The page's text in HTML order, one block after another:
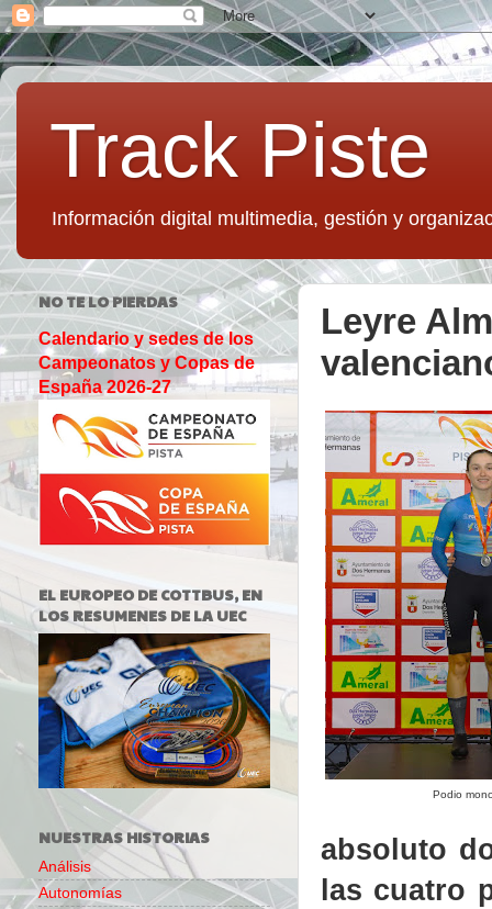
Track Piste
Información digital multimedia, gestión y
Leyre
Podio
absoluto
las cuatro
NO TE LO PIERDAS
Calendario y sedes de los
Campeonatos y Copas de
España 2026-27
EL EUROPEO DE COTTBUS, EN
LOS RESUMENES DE LA UEC
NUESTRAS HISTORIAS
Análisis
Autonomías